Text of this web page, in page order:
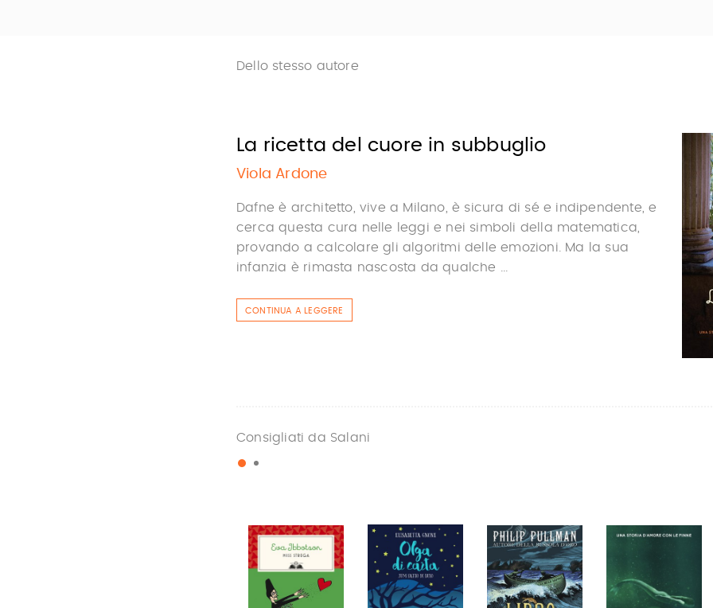
Dello stesso autore
La ricetta del cuore in subbuglio
Viola Ardone
Dafne è architetto, vive a Milano, è sicura di sé e indipendente, e
cerca questa cura nelle leggi e nei simboli della matematica,
provando a calcolare gli algoritmi delle emozioni. Ma la sua
infanzia è rimasta nascosta da qualche ...
CONTINUA A LEGGERE
Consigliati da Salani